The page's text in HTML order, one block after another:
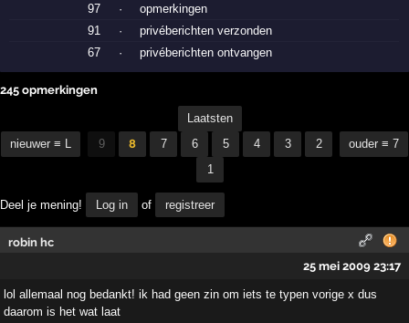
97
·
opmerkingen
91
·
privéberichten verzonden
67
· privéberichten ontvangen
245 opmerkingen
nieuwer ≡ L
Laatsten
9
8 7 6 5 4 3
2
1
ouder ≡ 7
Deel je mening! Log in of registreer
robin hc
25 mei 2009 23:17
lol allemaal nog bedankt! ik had geen zin om iets te typen vorige x dus
daarom is het wat laat